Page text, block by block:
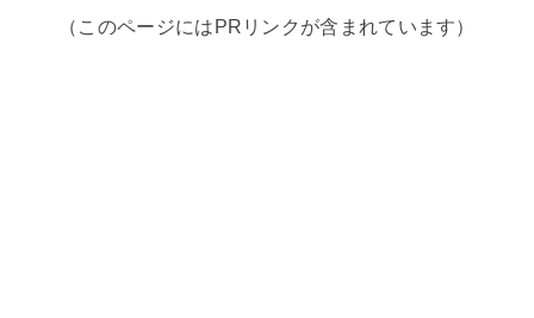
（このページにはPRリンクが含まれています）